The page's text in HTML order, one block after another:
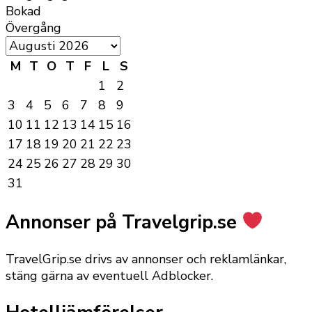
Bokad
Övergång
M T O T F L
S
1
2
3
4 5 6 7 8
9
10 11 12 13 14 15 16
17 18 19 20 21 22 23
24 25 26 27 28 29 30
31
Annonser på Travelgrip.se
TravelGrip.se drivs av annonser och reklamlänkar,
stäng gärna av eventuell Adblocker.